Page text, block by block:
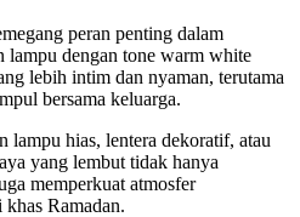
peran penting dalam
lampu dengan tone warm white
lebih intim dan nyaman, terutama
bersama keluarga.
lampu hias, lentera dekoratif, atau
yang lembut tidak hanya
memperkuat atmosfer
Ramadan.